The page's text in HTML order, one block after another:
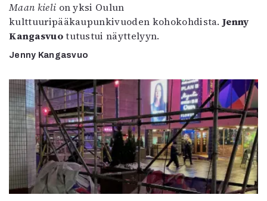
Maan kieli on yksi Oulun
kulttuuripääkaupunkivuoden kohokohdista.Jenny
Kangasvuotutustui näyttelyyn.
Jenny Kangasvuo